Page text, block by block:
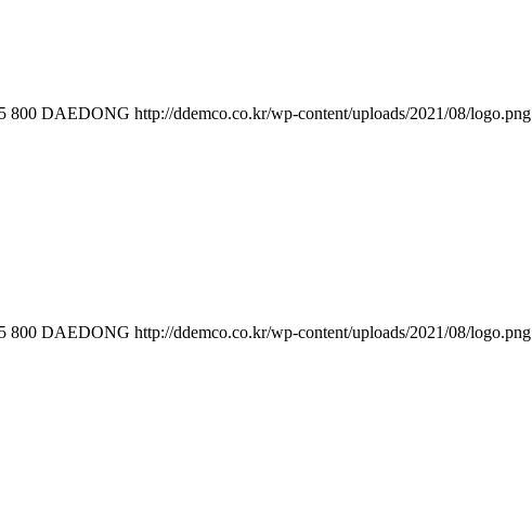
800 DAEDONG http://ddemco.co.kr/wp-content/uploads/2021/08/logo.png
800 DAEDONG http://ddemco.co.kr/wp-content/uploads/2021/08/logo.png